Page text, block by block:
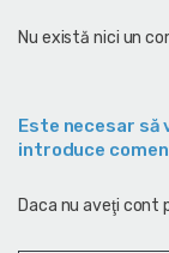
Nu există nici un
Este necesar
introduce
Daca nu aveţi cont